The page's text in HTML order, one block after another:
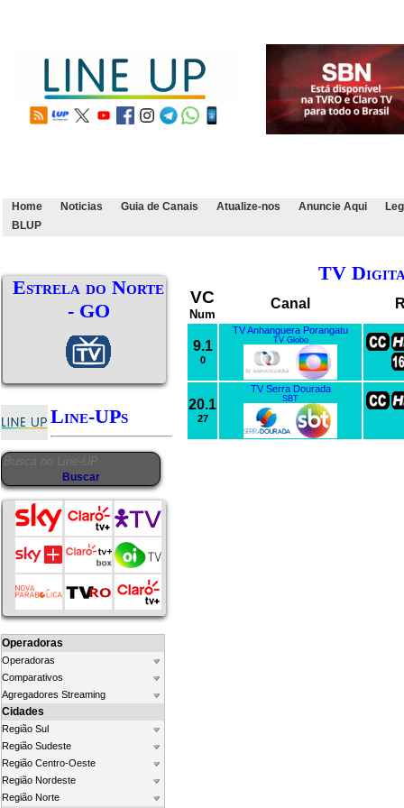
Home Noticias Guia de Canais Atualize-nos Anuncie Aqui
BLUP
Estrela do Norte
- GO
Line-UPs
Operadoras
Operadoras
Comparativos
Agregadores Streaming
Cidades
Região Sul
Região Sudeste
Região Centro-Oeste
Região Nordeste
Região Norte
TV
VC
Num
Canal
9.1
0
TV Anhanguera Porangatu
TV Globo
20.1
27
TV Serra Dourada
SBT